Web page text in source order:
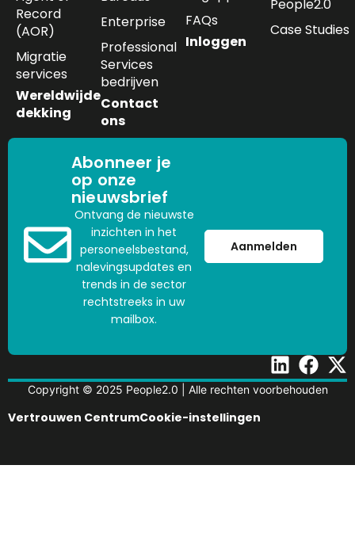
Record
(AOR)
Migratie
services
Wereldwijde
dekking
Enterprise
Professional
Services
bedrijven
Contact
ons
FAQs
Inloggen
People2.0
Case Studies
Abonneer je
op onze
nieuwsbrief
Ontvang de nieuwste
inzichten in het
personeelsbestand,
nalevingsupdates en
trends in de sector
rechtstreeks in uw
mailbox.
Aanmelden
Copyright © 2025 People2.0 | Alle rechten voorbehouden
Vertrouwen CentrumCookie-instellingen